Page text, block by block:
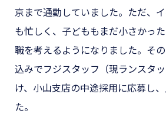
京まで通勤していました。ただ、
も忙しく、子どももまだ小さかっ
職を考えるようになりました。そ
込みでフジスタッフ（現ランスタ
け、小山支店の中途採用に応募し
た。